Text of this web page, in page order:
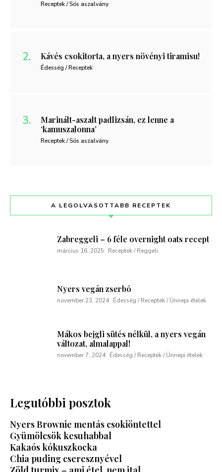
Receptek / Sós aszalvány
Kávés csokitorta, a nyers növényi tiramisu!
Édesség / Receptek
Marinált-aszalt padlizsán, ez lenne a
‘kamuszalonna’
Receptek / Sós aszalvány
A LEGOLVASOTTABB RECEPTEK
Zabreggeli – 6 féle overnight oats recept
március 16, 2025 Receptek / Reggeli
Nyers vegán zserbó
november 23, 2024 Édesség / Receptek / Ünnepi ételek
Mákos bejgli sütés nélkül, a nyers vegán
változat, almalappal!
november 7, 2024 Édesség / Receptek / Ünnepi ételek
Legutóbbi posztok
Nyers Brownie mentás csokiöntettel
Gyümölcsök kesuhabbal
Kakaós kókuszkocka
Chia puding cseresznyével